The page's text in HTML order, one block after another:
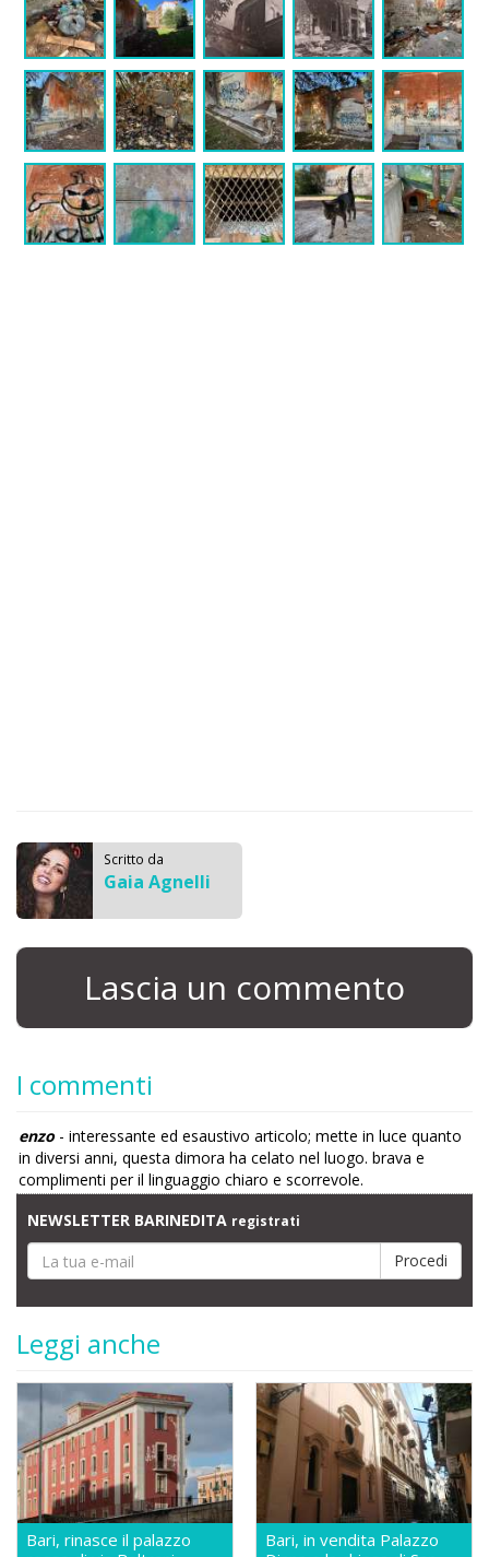
Scritto da
Gaia Agnelli
Lascia un commento
I commenti
enzo- interessante ed esaustivo articolo; mette in luce quanto
in diversi anni, questa dimora ha celato nel luogo. brava e
complimenti per il linguaggio chiaro e scorrevole.
NEWSLETTER BARINEDITA registrati
Leggi anche
Bari, rinasce il palazzo
Bari, in vendita Palazzo